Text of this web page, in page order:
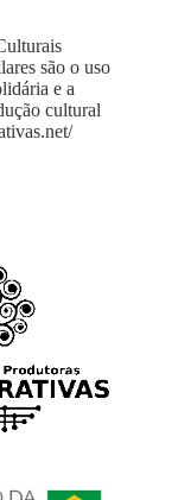
são o uso
e a
cultural